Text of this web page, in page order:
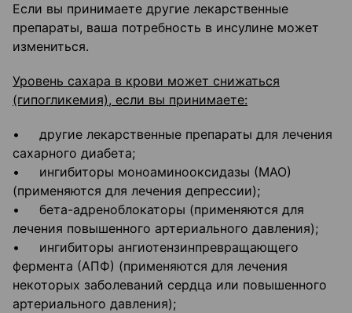
Если вы принимаете другие лекарственные
препараты, ваша потребность в инсулине может
измениться.
Уровень сахара в крови может снижаться
(гипогликемия), если вы принимаете:
• другие лекарственные препараты для лечения
сахарного диабета;
• ингибиторы моноаминооксидазы (МАО)
(применяются для лечения депрессии);
• бета-адреноблокаторы (применяются для
лечения повышенного артериального давления);
• ингибиторы ангиотензинпревращающего
фермента (АПФ) (применяются для лечения
некоторых заболеваний сердца или повышенного
артериального давления);